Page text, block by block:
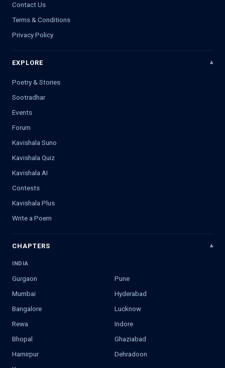
Contact Us
Terms & Conditions
Privacy Policy
EXPLORE
Poetry & Stories
Sootradhar
Events
Forum
Kavishala Suno
Kavishala Quiz
Kavishala AI
Contests
Kavishala Plus
Write a Poem
CHAPTERS
INDIA
Gurgaon
Pune
Mumbai
Hyderabad
Bangalore
Lucknow
Rewa
Indore
Bhopal
Ghaziabad
Hamirpur
Dehradoon